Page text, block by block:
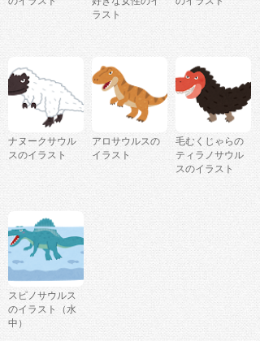
ラスト
ナヌークサウル
スのイラスト
アロサウルスの
イラスト
毛むくじゃらの
ティラノサウル
スのイラスト
スピノサウルス
のイラスト（水
中）